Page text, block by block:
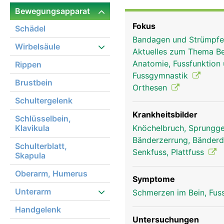
Bewegungsapparat
Schädel
Wirbelsäule
Rippen
Brustbein
Schultergelenk
Schlüsselbein,
Klavikula
Schulterblatt,
Skapula
Oberarm, Humerus
Unterarm
Handgelenk
Gelenkschmiere
und durch starke innen
und Wadenbein durch
Sprunggelenk ist für
und das Abstossen
Körper, da bei
auf den Fuss einwirkt.
Fusses und gleicht
Fokus
Bandagen und Strümpfe
Aktuelles zum Thema
Anatomie, Fussfunktion
Fussgymnastik
Orthesen
Krankheitsbilder
Knöchelbruch,
Bänderzerrung,
Senkfuss, Plattfuss
Symptome
Schmerzen im Bein,
Untersuchungen